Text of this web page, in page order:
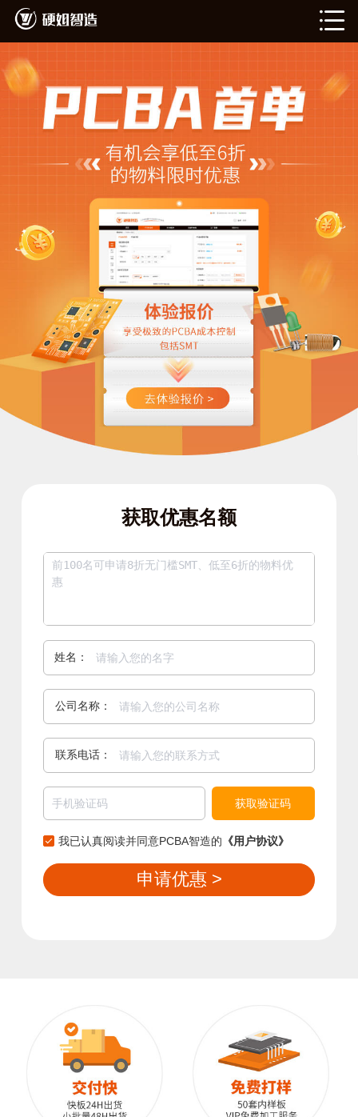
PCBA智造
在线计价（敬请期待）
我的订单（敬请期待）
硬姐直播间
登录 注册
获取优惠名额
姓名：
公司名称：
联系电话：
获取验证码
我已认真阅读并同意PCBA智造的 《用户协议》
申请优惠 >